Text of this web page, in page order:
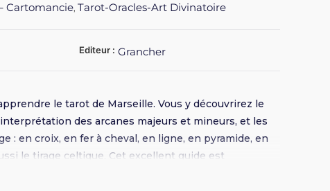
Cartomancie,Tarot-Oracles-Art Divinatoire
Editeur : Grancher
le tarot de Marseille. Vous y découvrirez le
des arcanes majeurs et mineurs, et les
: en croix, en fer à cheval, en ligne, en pyramide, en
le tirage celtique. Cet excellent guide est